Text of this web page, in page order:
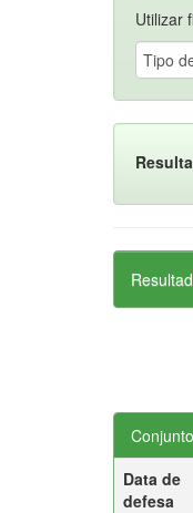
Utilizar
Data de
defesa